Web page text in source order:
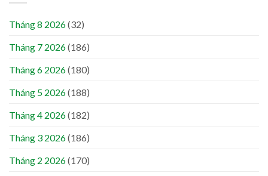
Tháng 8 2026(32)
Tháng 7 2026(186)
Tháng 6 2026(180)
Tháng 5 2026(188)
Tháng 4 2026(182)
Tháng 3 2026(186)
Tháng 2 2026(170)